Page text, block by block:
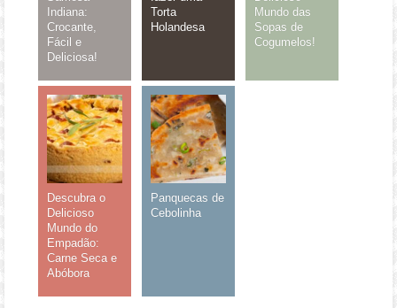
Indiana:
Crocante,
Fácil e
Deliciosa!
Torta
Holandesa
Mundo das
Sopas de
Cogumelos!
Descubra o
Delicioso
Mundo do
Empadão:
Carne Seca e
Abóbora
Panquecas de
Cebolinha